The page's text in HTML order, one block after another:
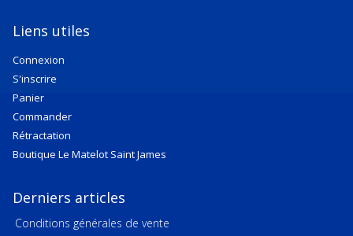
Liens utiles
Connexion
S'inscrire
Panier
Commander
Rétractation
Boutique Le Matelot Saint James
Derniers articles
Conditions générales de vente